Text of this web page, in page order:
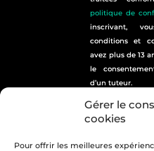
Gérer le
cookies
Pour offrir les meilleures
politique de
inscrivant,
conditions et
avez plus de 13
le
d’un tuteur.